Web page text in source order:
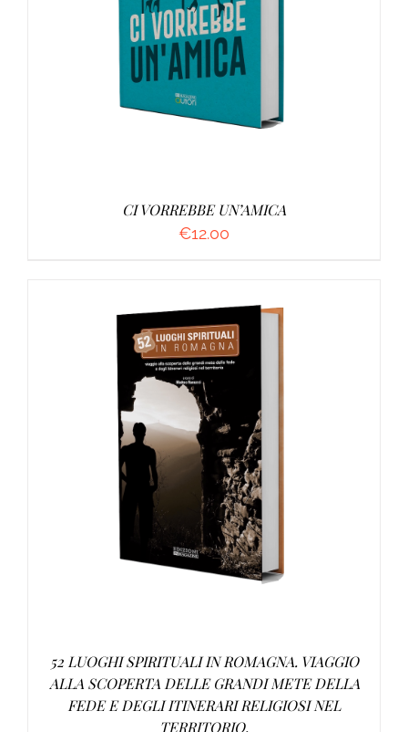
AGGIUNGI AL CARRELLO /
CI VORREBBE UN’AMICA
€12.00
AGGIUNGI AL CARRELLO /
52 LUOGHI SPIRITUALI IN ROMAGNA. VIAGGIO
ALLA SCOPERTA DELLE GRANDI METE DELLA
FEDE E DEGLI ITINERARI RELIGIOSI NEL
TERRITORIO.